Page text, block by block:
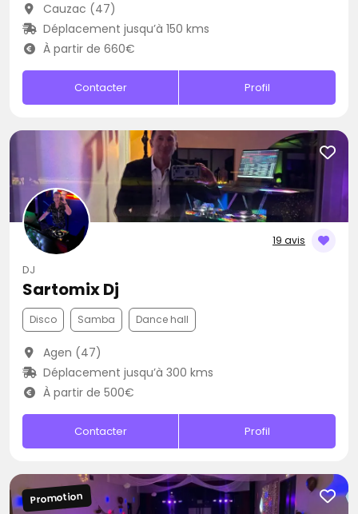
Cauzac (47)
Déplacement jusqu’à 150 kms
À partir de 660€
Contacter Profil
19 avis
DJ
Sartomix Dj
Disco Samba Dance hall
Agen (47)
Déplacement jusqu’à 300 kms
À partir de 500€
Contacter Profil
Promotion